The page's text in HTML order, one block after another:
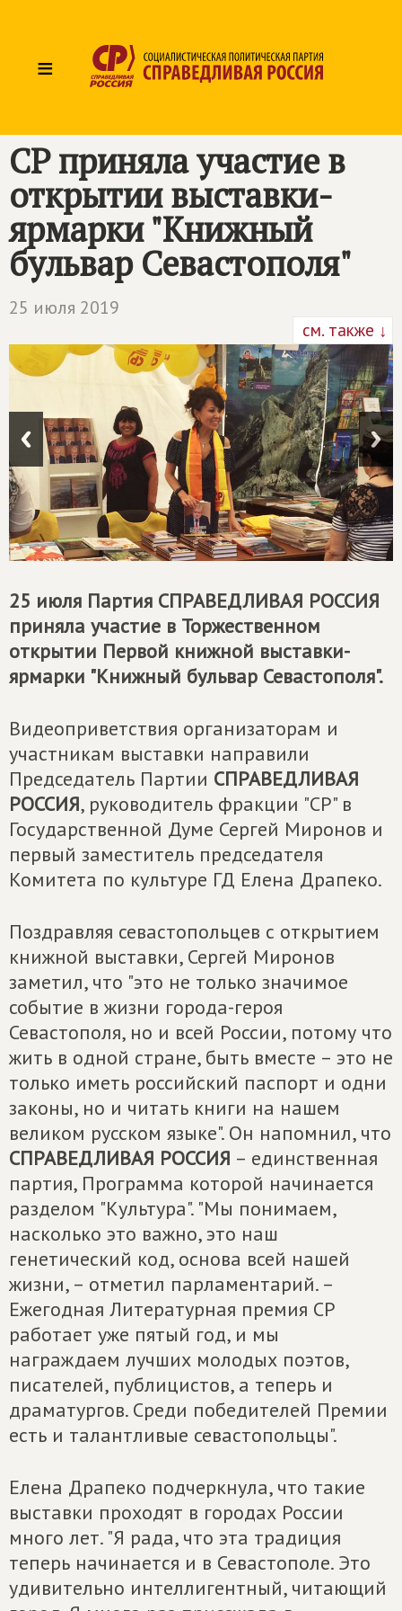
≡
СР приняла участие в
открытии выставки-
ярмарки "Книжный
бульвар Севастополя"
25 июля 2019
см. также ↓
25 июля Партия СПРАВЕДЛИВАЯ РОССИЯ
приняла участие в Торжественном
открытии Первой книжной выставки-
ярмарки "Книжный бульвар Севастополя".
Видеоприветствия организаторам и
участникам выставки направили
Председатель Партии СПРАВЕДЛИВАЯ
РОССИЯ, руководитель фракции "СР" в
Государственной Думе Сергей Миронов и
первый заместитель председателя
Комитета по культуре ГД Елена Драпеко.
Поздравляя севастопольцев с открытием
книжной выставки, Сергей Миронов
заметил, что "это не только значимое
событие в жизни города-героя
Севастополя, но и всей России, потому что
жить в одной стране, быть вместе – это не
только иметь российский паспорт и одни
законы, но и читать книги на нашем
великом русском языке". Он напомнил, что
СПРАВЕДЛИВАЯ РОССИЯ – единственная
партия, Программа которой начинается
разделом "Культура". "Мы понимаем,
насколько это важно, это наш
генетический код, основа всей нашей
жизни, – отметил парламентарий. –
Ежегодная Литературная премия СР
работает уже пятый год, и мы
награждаем лучших молодых поэтов,
писателей, публицистов, а теперь и
драматургов. Среди победителей Премии
есть и талантливые севастопольцы".
Елена Драпеко подчеркнула, что такие
выставки проходят в городах России
много лет. "Я рада, что эта традиция
теперь начинается и в Севастополе. Это
удивительно интеллигентный, читающий